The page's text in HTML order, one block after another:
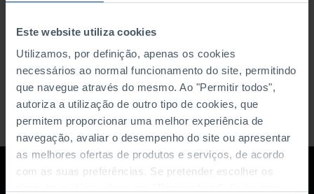
Este website utiliza cookies
Utilizamos, por definição, apenas os cookies
necessários ao normal funcionamento do site, permitindo
que navegue através do mesmo. Ao "Permitir todos",
autoriza a utilização de outro tipo de cookies, que
permitem proporcionar uma melhor experiência de
navegação, avaliar o desempenho do site ou apresentar
as melhores ofertas de produtos e serviços, de acordo
com as suas preferências. Se pretender escolher os